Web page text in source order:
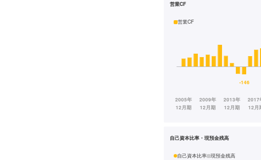
営業CF
営業CF
自己資本比率・現預金残高
自己資本比率 現預金残高